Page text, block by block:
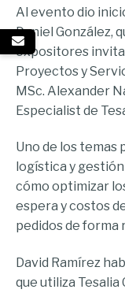
Al evento dio
Daniel González,
expositores
Proyectos y
MSc. Alexander
Especialist de
Uno de los temas
logística y
cómo optimizar
espera y costos
pedidos de forma
David Ramírez
que utiliza Tesalia